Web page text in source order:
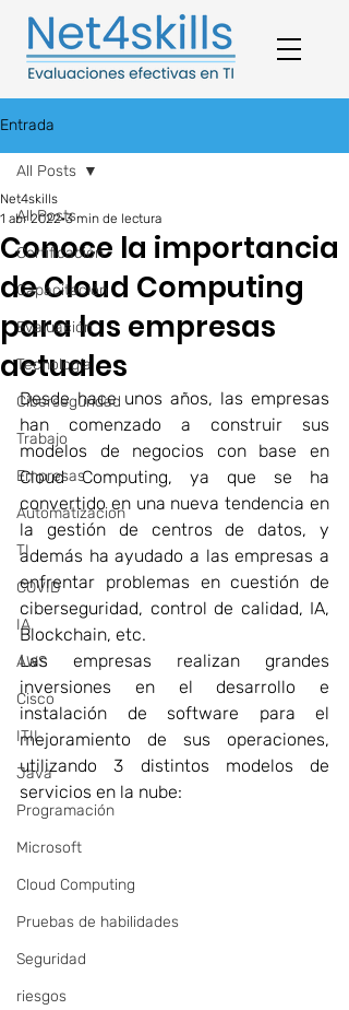
Entrada
All Posts
Certificación
Capacitación
Evaluación
Tecnología
Ciberseguridad
Trabajo
Empresas
Automatizacion
TI
COVID
IA
AWS
Cisco
ITIL
Java
Programación
Microsoft
Cloud Computing
Pruebas de habilidades
Seguridad
riesgos
All Posts
Conoce la importancia
de Cloud Computing
para las empresas
actuales
Net4skills
1 abr 2022 3 min de lectura
Desde hace unos años, las empresas
han comenzado a construir sus
modelos de negocios con base en
Cloud Computing, ya que se ha
convertido en una nueva tendencia en
la gestión de centros de datos, y
además ha ayudado a las empresas a
enfrentar problemas en cuestión de
ciberseguridad, control de calidad, IA,
Blockchain, etc.
Las empresas realizan grandes
inversiones en el desarrollo e
instalación de software para el
mejoramiento de sus operaciones,
utilizando 3 distintos modelos de
servicios en la nube: